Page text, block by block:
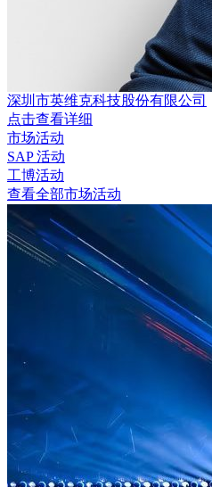
深圳市英维克科技股份有限公司
点击查看详细
市场活动
SAP 活动
工博活动
查看全部市场活动